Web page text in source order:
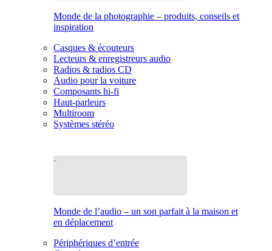
Monde de la photographie – produits, conseils et
inspiration
Casques & écouteurs
Lecteurs & enregistreurs audio
Radios & radios CD
Audio pour la voiture
Composants hi-fi
Haut-parleurs
Multiroom
Systèmes stéréo
Monde de l’audio – un son parfait à la maison et
en déplacement
Périphériques d’entrée